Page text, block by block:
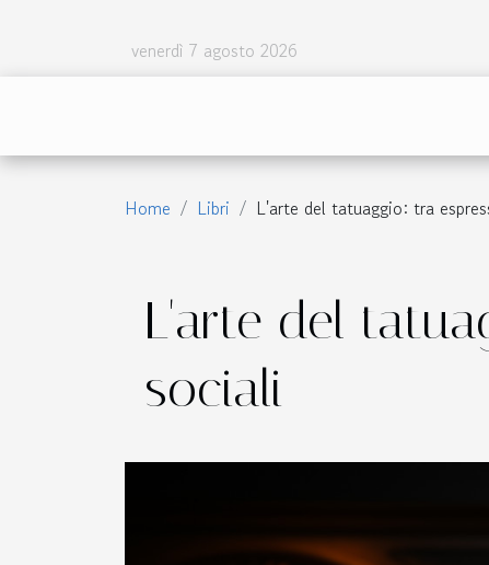
venerdì 7 agosto 2026
Home Libri L'arte del tatuaggio: tra
L'arte del
sociali